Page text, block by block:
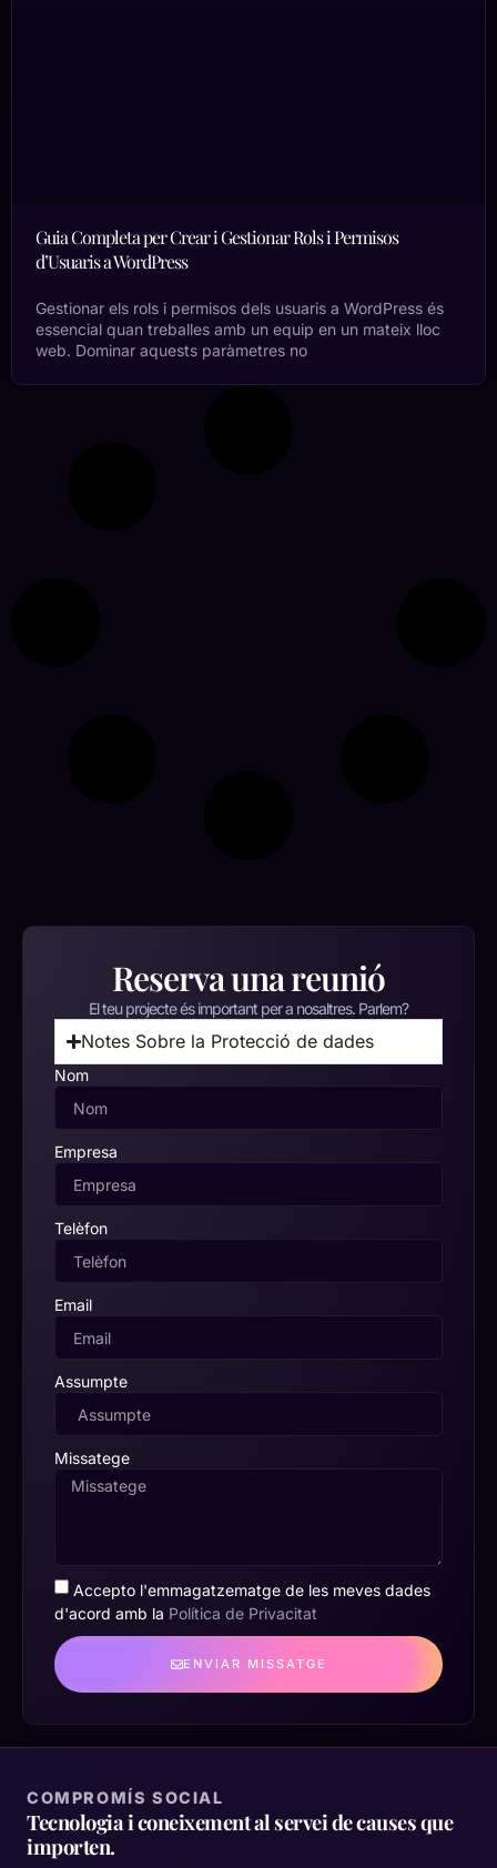
Guia Completa per Crear i Gestionar Rols i Permisos
d’Usuaris a WordPress
Gestionar els rols i permisos dels usuaris a WordPress és
essencial quan treballes amb un equip en un mateix lloc
web. Dominar aquests paràmetres no
Reserva una reunió
El teu projecte és important per a nosaltres. Parlem?
Notes Sobre la Protecció de dades
Nom
Empresa
Telèfon
Email
Assumpte
Missatege
Accepto l'emmagatzematge de les meves dades
d'acord amb la Política de Privacitat
ENVIAR MISSATGE
COMPROMÍS SOCIAL
Tecnologia i coneixement al servei de causes que
importen.